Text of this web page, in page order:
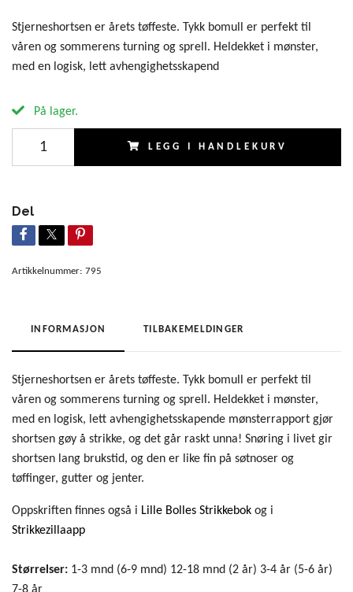
Stjerneshortsen er årets tøffeste. Tykk bomull er perfekt til
våren og sommerens turning og sprell. Heldekket i mønster,
med en logisk, lett avhengighetsskapend
På lager.
LEGG I HANDLEKURV
Del
Artikkelnummer: 795
INFORMASJON TILBAKEMELDINGER
Stjerneshortsen er årets tøffeste. Tykk bomull er perfekt til
våren og sommerens turning og sprell. Heldekket i mønster,
med en logisk, lett avhengighetsskapende mønsterrapport gjør
shortsen gøy å strikke, og det går raskt unna! Snøring i livet gir
shortsen lang brukstid, og den er like fin på søtnoser og
tøffinger, gutter og jenter.
Oppskriften finnes også i Lille Bolles Strikkebok og i
Strikkezillaapp
Størrelser: 1-3 mnd (6-9 mnd) 12-18 mnd (2 år) 3-4 år (5-6 år)
7-8 år